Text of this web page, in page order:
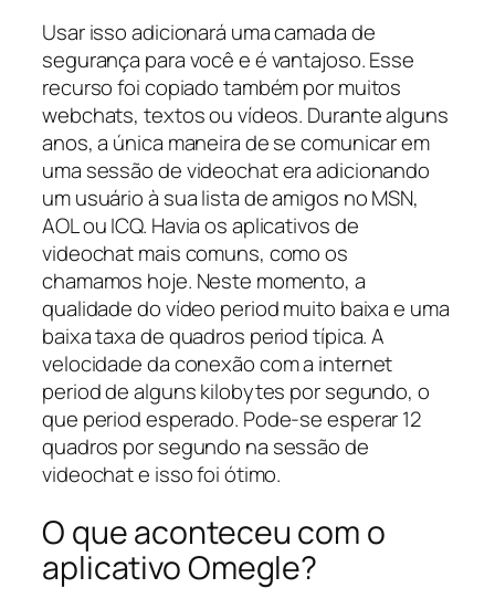
Usar isso adicionará uma camada de
segurança para você e é vantajoso. Esse
recurso foi copiado também por muitos
webchats, textos ou vídeos. Durante alguns
anos, a única maneira de se comunicar em
uma sessão de videochat era adicionando
um usuário à sua lista de amigos no MSN,
AOL ou ICQ. Havia os aplicativos de
videochat mais comuns, como os
chamamos hoje. Neste momento, a
qualidade do vídeo period muito baixa e uma
baixa taxa de quadros period típica. A
velocidade da conexão com a internet
period de alguns kilobytes por segundo, o
que period esperado. Pode-se esperar 12
quadros por segundo na sessão de
videochat e isso foi ótimo.
O que aconteceu com o
aplicativo Omegle?